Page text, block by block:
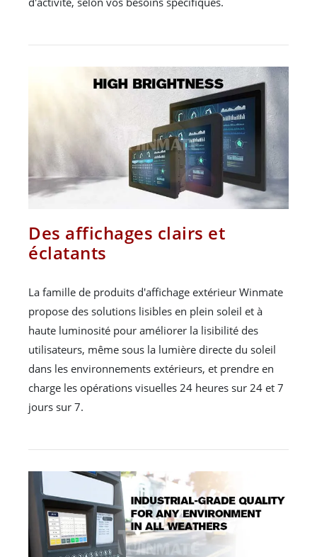
Des affichages clairs et
éclatants
La famille de produits d'affichage extérieur Winmate
propose des solutions lisibles en plein soleil et à
haute luminosité pour améliorer la lisibilité des
utilisateurs, même sous la lumière directe du soleil
dans les environnements extérieurs, et prendre en
charge les opérations visuelles 24 heures sur 24 et 7
jours sur 7.